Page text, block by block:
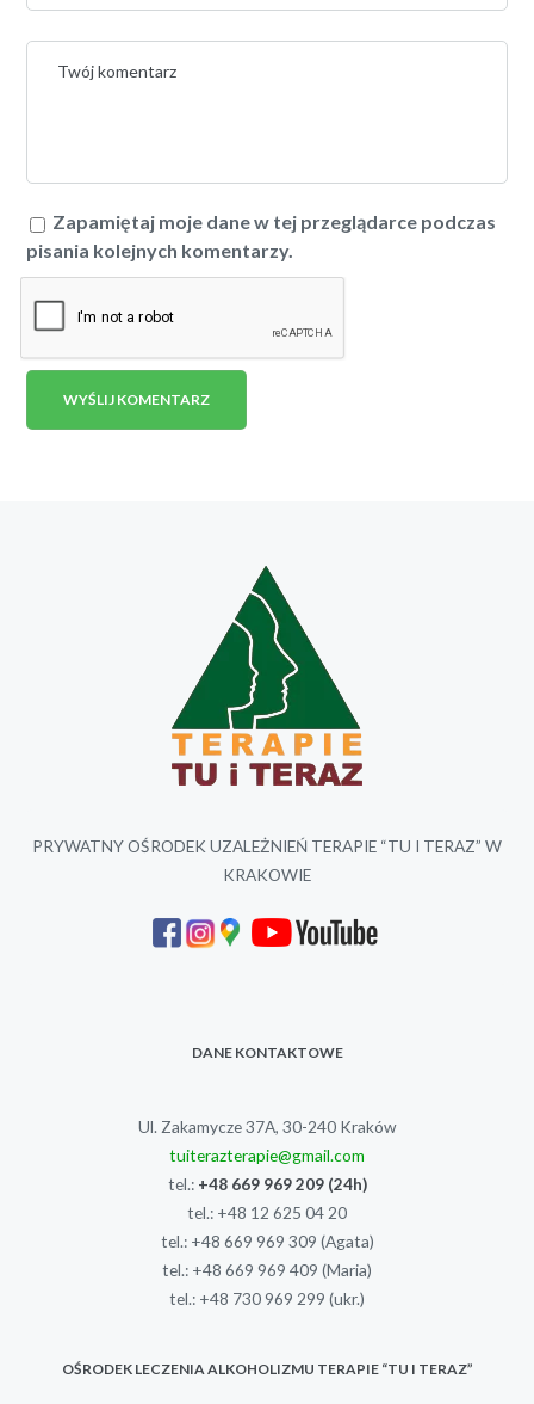
Zapamiętaj moje dane w tej przeglądarce podczas
pisania kolejnych komentarzy.
PRYWATNY OŚRODEK UZALEŻNIEŃ TERAPIE “TU I TERAZ” W
KRAKOWIE
DANE KONTAKTOWE
Ul. Zakamycze 37A, 30-240 Kraków
tuiterazterapie@gmail.com
tel.: +48 669 969 209(24h)
tel.: +48 12 625 04 20
tel.: +48 669 969 309 (Agata)
tel.: +48 669 969 409 (Maria)
tel.: +48 730 969 299 (ukr.)
OŚRODEK LECZENIA ALKOHOLIZMU TERAPIE “TU I TERAZ”